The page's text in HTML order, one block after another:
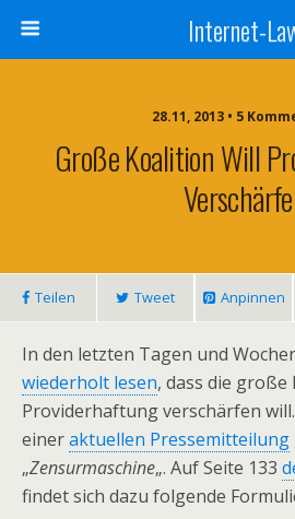
Internet-
28.11, 2013 • 5
Große Koalition Will
Teilen Tweet Anpinnen
In den letzten Tagen und
wiederholt lesen, dass die große
Providerhaftung verschärfen
eineraktuellen Pressemitteilung
„Zensurmaschine„. Auf Seite 133
findet sich dazu folgende